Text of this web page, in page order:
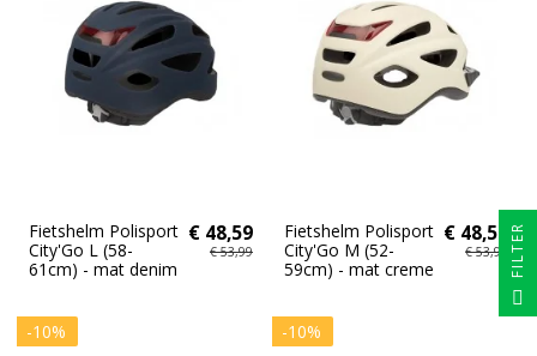
Fietshelm Polisport
City'Go L (58-
61cm) - mat denim
€ 48,59
€ 53,99
Fietshelm Polisport
City'Go M (52-
59cm) - mat creme
€ 48,59
€ 53,99
-10% -10%
FILTER